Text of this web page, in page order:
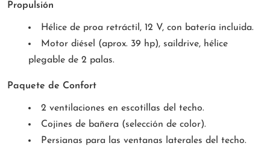
Propulsión
Hélice de proa retráctil, 12 V, con batería incluida.
Motor diésel (aprox. 39 hp), saildrive, hélice
plegable de 2 palas.
Paquete de Confort
2 ventilaciones en escotillas del techo.
Cojines de bañera (selección de color).
Persianas para las ventanas laterales del techo.